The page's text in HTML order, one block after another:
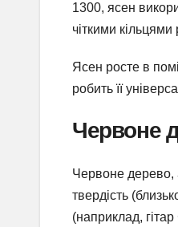
1300, ясен
чіткими
Ясен росте в
робить її
Червоне
Червоне дерево,
твердість
(наприклад,